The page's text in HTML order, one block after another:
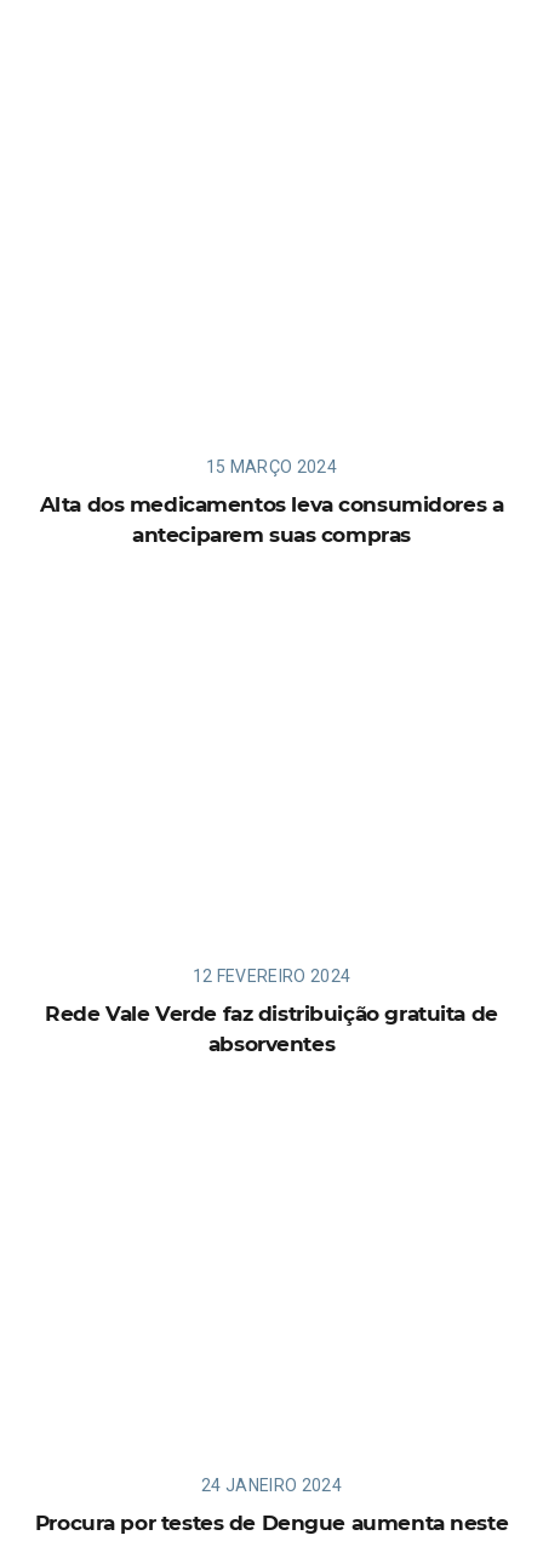
15 MARÇO 2024
Alta dos medicamentos leva consumidores a
anteciparem suas compras
12 FEVEREIRO 2024
Rede Vale Verde faz distribuição gratuita de
absorventes
24 JANEIRO 2024
Procura por testes de Dengue aumenta neste